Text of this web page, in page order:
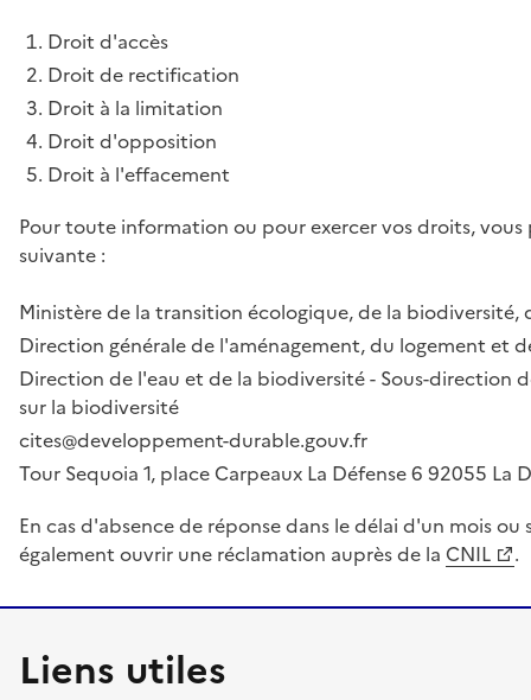
Droit d'accès
Droit de rectification
Droit à la limitation
Droit d'opposition
Droit à l'effacement
Pour toute information ou pour exercer vos droits,
suivante :
Ministère de la transition écologique, de la biodiversité,
Direction générale de l'aménagement, du logement et
Direction de l'eau et de la biodiversité - Sous-direction
sur la biodiversité
cites@developpement-durable.gouv.fr
Tour Sequoia 1, place Carpeaux La Défense 6 92055 La
En cas d'absence de réponse dans le délai d'un mois
également ouvrir une réclamation auprès de la CNIL .
Liens utiles